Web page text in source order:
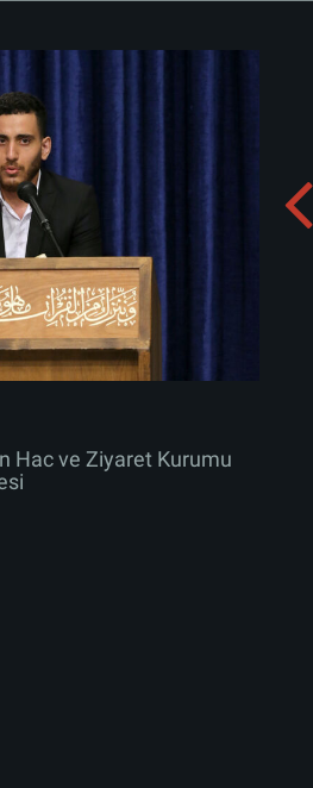
Bürosu Resmi Sitesi
Hac ve Ziyaret Kurumu
Hac ve Ziyaret Kurumu